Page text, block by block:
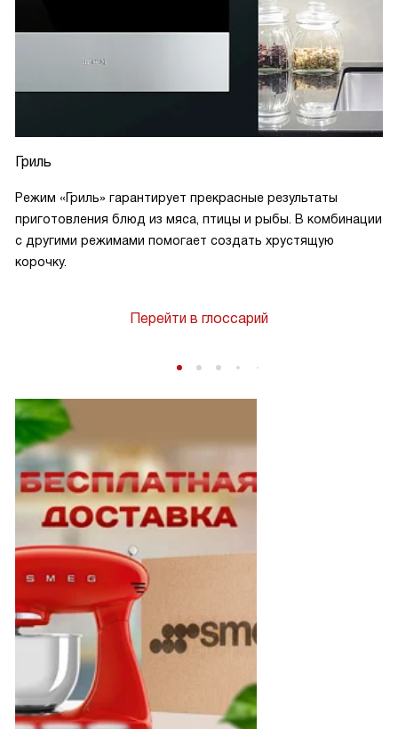
Гриль
Режим «Гриль» гарантирует прекрасные результаты
приготовления блюд из мяса, птицы и рыбы. В комбинации
с другими режимами помогает создать хрустящую
корочку.
Перейти в глоссарий